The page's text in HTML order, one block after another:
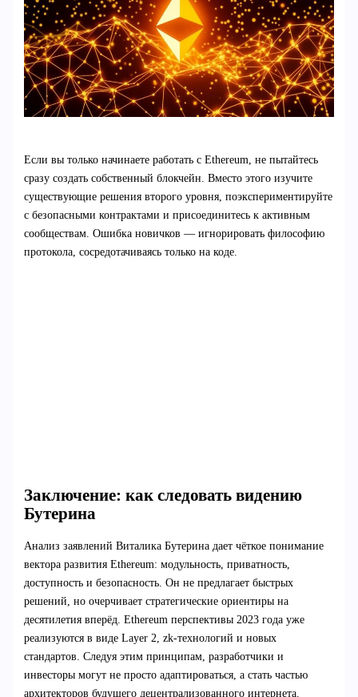
Если вы только начинаете работать с Ethereum, не пытайтесь
сразу создать собственный блокчейн. Вместо этого изучите
существующие решения второго уровня, поэкспериментируйте
с безопасными контрактами и присоединитесь к активным
сообществам. Ошибка новичков — игнорировать философию
протокола, сосредотачиваясь только на коде.
Заключение: как следовать видению
Бутерина
Анализ заявлений Виталика Бутерина дает чёткое понимание
вектора развития Ethereum: модульность, приватность,
доступность и безопасность. Он не предлагает быстрых
решений, но очерчивает стратегические ориентиры на
десятилетия вперёд. Ethereum перспективы 2023 года уже
реализуются в виде Layer 2, zk-технологий и новых
стандартов. Следуя этим принципам, разработчики и
инвесторы могут не просто адаптироваться, а стать частью
архитекторов будущего децентрализованного интернета.